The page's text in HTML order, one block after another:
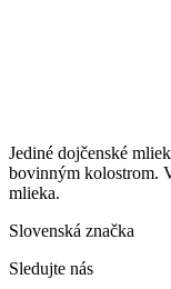
Jediné dojčenské
bovinným kolostrom.
mlieka.
Slovenská značka
Sledujte nás